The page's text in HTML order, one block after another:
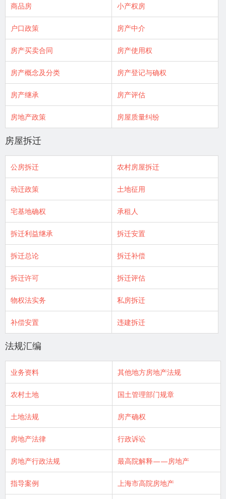
商品房 小产权房
户口政策 房产中介
房产买卖合同 房产使用权
房产概念及分类 房产登记与确权
房产继承 房产评估
房地产政策 房屋质量纠纷
房屋拆迁
公房拆迁 农村房屋拆迁
动迁政策 土地征用
宅基地确权 承租人
拆迁利益继承 拆迁安置
拆迁总论 拆迁补偿
拆迁许可 拆迁评估
物权法实务 私房拆迁
补偿安置 违建拆迁
法规汇编
业务资料 其他地方房地产法规
农村土地 国土管理部门规章
土地法规 房产确权
房地产法律 行政诉讼
房地产行政法规 最高院解释——房地产
指导案例 上海市高院房地产